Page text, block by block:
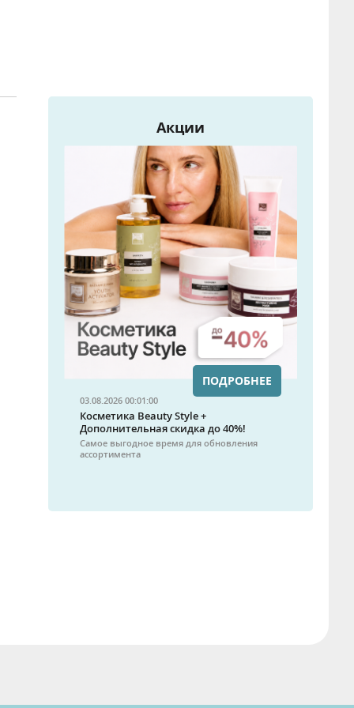
Акции
03.08.2026 00:01:00
Косметика Beauty Style +
Дополнительная скидка до 40%!
Самое выгодное время для обновления
ассортимента
ПОДРОБНЕЕ